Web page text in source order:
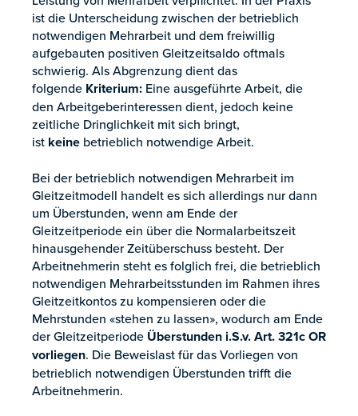
ist die Unterscheidung zwischen der betrieblich
notwendigen Mehrarbeit und dem freiwillig
aufgebauten positiven Gleitzeitsaldo oftmals
schwierig. Als Abgrenzung dient das
folgende Kriterium: Eine ausgeführte Arbeit, die
den Arbeitgeberinteressen dient, jedoch keine
zeitliche Dringlichkeit mit sich bringt,
ist keine betrieblich notwendige Arbeit.
Bei der betrieblich notwendigen Mehrarbeit im
Gleitzeitmodell handelt es sich allerdings nur dann
um Überstunden, wenn am Ende der
Gleitzeitperiode ein über die Normalarbeitszeit
hinausgehender Zeitüberschuss besteht. Der
Arbeitnehmerin steht es folglich frei, die betrieblich
notwendigen Mehrarbeitsstunden im Rahmen ihres
Gleitzeitkontos zu kompensieren oder die
Mehrstunden «stehen zu lassen», wodurch am Ende
der Gleitzeitperiode Überstunden i.S.v. Art. 321c OR
vorliegen. Die Beweislast für das Vorliegen von
betrieblich notwendigen Überstunden trifft die
Arbeitnehmerin.